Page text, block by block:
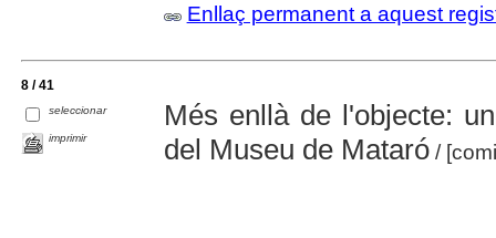
Enllaç permanent a aquest
8 / 41
seleccionar
imprimir
Més enllà de l'objecte:
del Museu de Mataró/